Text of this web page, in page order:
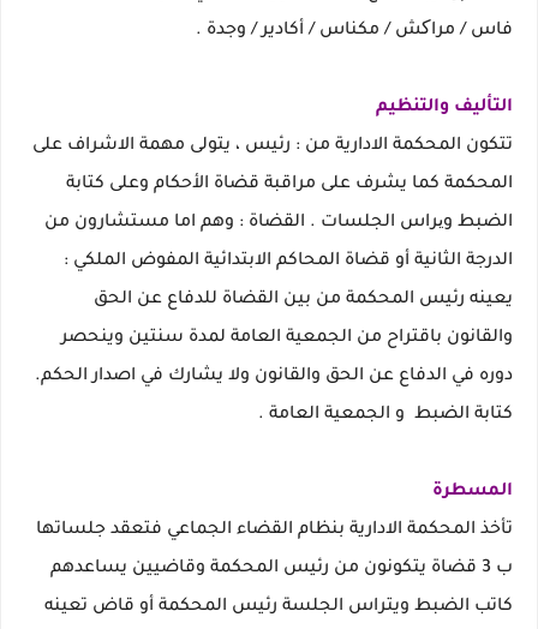
فاس / مراکش / مكناس / أكادير / وجدة .
التأليف والتنظيم
تتكون المحكمة الادارية من : رئيس ، يتولى مهمة الاشراف على
المحكمة كما يشرف على مراقبة قضاة الأحكام وعلى كتابة
الضبط ویراس الجلسات . القضاة : وهم اما مستشارون من
الدرجة الثانية أو قضاة المحاكم الابتدائية المفوض الملكي :
يعينه رئيس المحكمة من بين القضاة للدفاع عن الحق
والقانون باقتراح من الجمعية العامة لمدة سنتين وينحصر
دوره في الدفاع عن الحق والقانون ولا يشارك في اصدار الحكم.
كتابة الضبط و الجمعية العامة .
المسطرة
تأخذ المحكمة الادارية بنظام القضاء الجماعي فتعقد جلساتها
ب 3 قضاة يتكونون من رئيس المحكمة وقاضيين يساعدهم
كاتب الضبط ويتراس الجلسة رئيس المحكمة أو قاض تعينه